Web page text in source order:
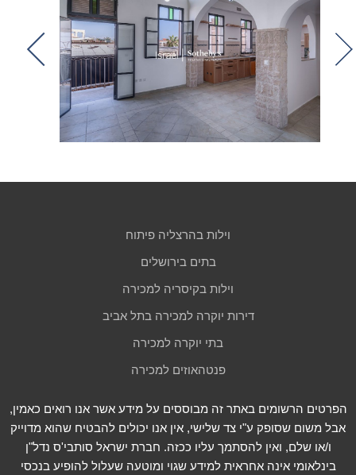
וילות בהרצליה פיתוח
בתים בירושלים
וילות בקיסריה למכירה
דירות יוקרה למכירה בתל אביב
בתי יוקרה למכירה
פנטהאוזים למכירה
הפרטים הרשומים באתר זה מבוססים על מידע אשר אנו רואים כאמין,
אבל משום שסופק ע"י צד שלישי, אין אנו יכולים להבטיח שהוא מדוייק
ו/או שלם, ואין להסתמך עליו ככזה. חברת ישראל סותבי'ס נדל"ן
בינלאומי אינה אחראית למידע שגוי ומוטעה שעלול להופיע בנכסי